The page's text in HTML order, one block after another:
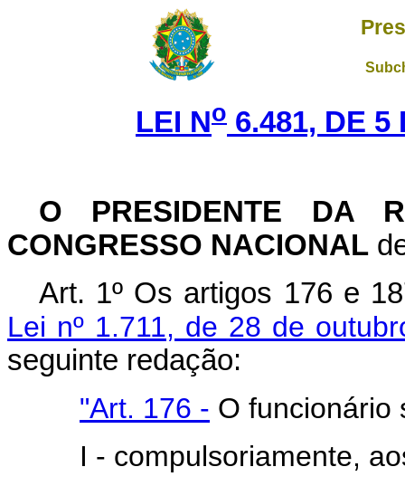
LEI No 6.481, DE 5
O PRESIDENTE DA
CONGRESSO NACIONAL
Art. 1º Os artigos 176 e
Lei nº 1.711, de 28 de
seguinte redação:
"Art. 176 - O funcionário
I - compulsoriamente,